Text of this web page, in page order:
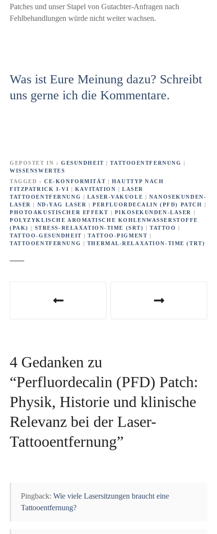
Patches und unser Stapel von Gutachter-Anfragen nach
Fehlbehandlungen würde nicht weiter wachsen.
Was ist Eure Meinung dazu? Schreibt
uns gerne ich die Kommentare.
GEPOSTET IN GESUNDHEIT |TATTOOENTFERNUNG
WISSENSWERTES
TAGGED
CE-KONFORMITÄT | HAUTTYP NACH
FITZPATRICK I-VI | KAVITATION |LASER
TATTOOENTFERNUNG
| LASER-VAKUOLE | NANOSEKUNDEN-
LASER
| ND:YAG LASER |PERFLUORDECALIN (PFD) PATCH |
PHOTOAKUSTISCHER EFFEKT | PIKOSEKUNDEN-LASER
|
POLYZYKLISCHE AROMATISCHE KOHLENWASSERSTOFFE
(PAK) | STRESS-RELAXATION-TIME (SRT) |TATTOO
|
TATTOO-GESUNDHEIT |TATTOO-PIGMENT |
TATTOOENTFERNUNG
| THERMAL-RELAXATION-TIME (TRT)
r
g
s
n
v
g
4 Gedanken zu
“Perfluordecalin (PFD) Patch:
Physik, Historie und klinische
Relevanz bei der Laser-
Tattooentfernung”
Pingback: Wie viele Lasersitzungen braucht eine
Tattooentfernung?